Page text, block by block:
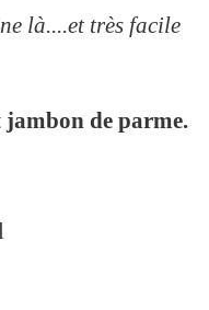
là....et très facile
de parme.